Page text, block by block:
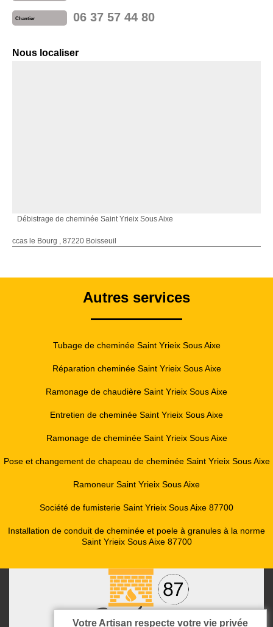
Chantier 06 37 57 44 80
Nous localiser
Débistrage de cheminée Saint Yrieix Sous Aixe
ccas le Bourg , 87220 Boisseuil
Autres services
Tubage de cheminée Saint Yrieix Sous Aixe
Réparation cheminée Saint Yrieix Sous Aixe
Ramonage de chaudière Saint Yrieix Sous Aixe
Entretien de cheminée Saint Yrieix Sous Aixe
Ramonage de cheminée Saint Yrieix Sous Aixe
Pose et changement de chapeau de cheminée Saint Yrieix Sous Aixe
Ramoneur Saint Yrieix Sous Aixe
Société de fumisterie Saint Yrieix Sous Aixe 87700
Installation de conduit de cheminée et poele à granules à la norme
Saint Yrieix Sous Aixe 87700
Votre Artisan respecte votre vie privée